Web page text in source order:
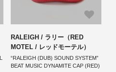
RALEIGH / ラリー（RED
MOTEL / レッドモーテル）
“RALEIGH (DUB) SOUND SYSTEM”
BEAT MUSIC DYNAMITE CAP (RED)